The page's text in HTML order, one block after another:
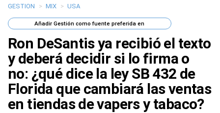
Últimas Noticias
Mi Bolsillo
Respuestas
Gente
Vida Laboral
GESTION > MIX > USA
AñadirGestión como fuente preferida en
Ron DeSantis ya recibió el texto
y deberá decidir si lo firma o
no: ¿qué dice la ley SB 432 de
Florida que cambiará las ventas
en tiendas de vapers y tabaco?